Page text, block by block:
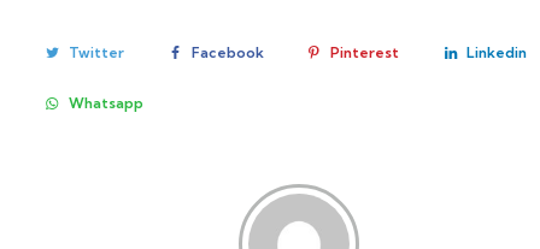
Twitter Facebook Pinterest Linkedin
Whatsapp